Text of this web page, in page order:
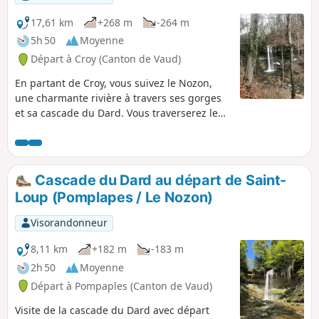
17,61 km
+268 m
-264 m
5h 50
Moyenne
Départ à Croy (Canton de Vaud)
En partant de Croy, vous suivez le Nozon,
une charmante rivière à travers ses gorges
et sa cascade du Dard. Vous traverserez le
vous rendre ensuite à l'ancienne abbatiale
de Romainmôtier qui fut fondée au milieu
du Ve siècle.
Cascade du Dard au départ de Saint-
Loup (Pomplapes / Le Nozon)
Visorandonneur
8,11 km
+182 m
-183 m
2h 50
Moyenne
Départ à Pompaples (Canton de Vaud)
Visite de la cascade du Dard avec départ